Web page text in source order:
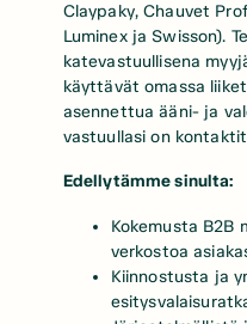
Claypaky, Chauvet
Luminex ja Swisson).
katevastuullisena
käyttävät omassa
asennettua ääni- ja
vastuullasi on
Edellytämme sinulta:
Kokemusta B2B
verkostoa
Kiinnostusta ja